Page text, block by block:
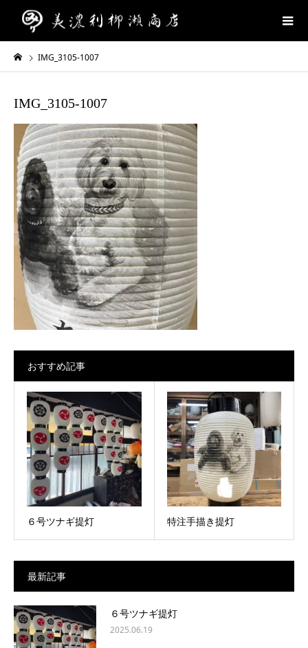
IMG_3105-1007
IMG_3105-1007
おすすめ記事
６号ツナギ提灯 特注手描き提灯
最新記事
６号ツナギ提灯
2025.06.19